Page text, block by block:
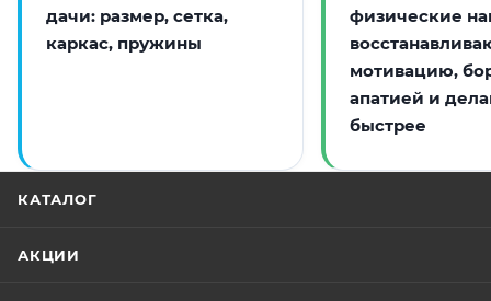
дачи: размер, сетка,
каркас, пружины
физические
мотивацию,
апатией и
быстрее
КАТАЛОГ
АКЦИИ